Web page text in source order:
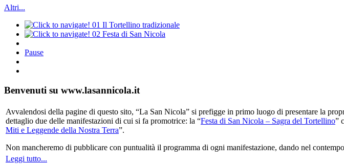
Altri...
01 Il Tortellino tradizionale
02 Festa di San Nicola
Pause
Benvenuti su www.lasannicola.it
Avvalendosi della pagine di questo sito, “La San Nicola” si prefigge in primo luogo di presentare la
dettaglio due delle manifestazioni di cui si fa promotrice: la “Festa di San Nicola – Sagra del Tortellino”
Miti e Leggende della Nostra Terra”.
Non mancheremo di pubblicare con puntualità il programma di ogni manifestazione, dando nel
Leggi tutto...